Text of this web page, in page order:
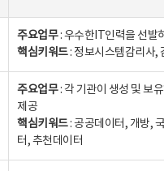
주요업무: 우수한IT인력을 선발
핵심키워드: 정보시스템감리사,
주요업무: 각 기관이 생성 및 보
제공
핵심키워드: 공공데이터, 개방,
터, 추천데이터